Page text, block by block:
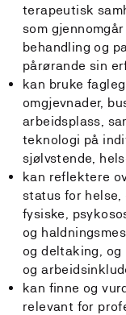
terapeutisk
som
behandling og
pårørande sin
kan bruke
omgjevnader,
arbeidsplass,
teknologi på
sjølvstende,
kan reflektere
status for helse,
fysiske,
og
og deltaking,
og
kan finne og
relevant for